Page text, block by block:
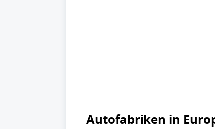
Autofabriken in